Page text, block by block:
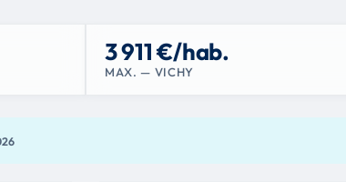
3 911 €/hab.
MAX. — VICHY